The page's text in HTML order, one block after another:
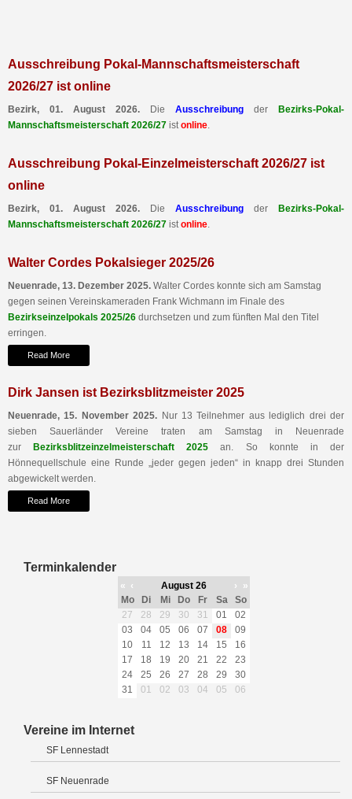
Ausschreibung Pokal-Mannschaftsmeisterschaft
2026/27 ist online
Bezirk, 01. August 2026. Die Ausschreibung der
Bezirks-Pokal-
Mannschaftsmeisterschaft 2026/27 istonline.
Ausschreibung Pokal-Einzelmeisterschaft 2026/27 ist
online
Bezirk, 01. August 2026. Die Ausschreibung der
Bezirks-Pokal-
Mannschaftsmeisterschaft 2026/27 istonline.
Walter Cordes Pokalsieger 2025/26
Neuenrade, 13. Dezember 2025. Walter Cordes konnte sich am Samstag
gegen seinen Vereinskameraden Frank Wichmann im Finale des
Bezirkseinzelpokals 2025/26 durchsetzen und zum fünften Mal den Titel
erringen.
Read More
Dirk Jansen ist Bezirksblitzmeister 2025
Neuenrade, 15. November 2025. Nur 13 Teilnehmer aus lediglich drei der
sieben Sauerländer Vereine traten am Samstag in Neuenrade
zur
Bezirksblitzeinzelmeisterschaft 2025 an. So konnte in der
Hönnequellschule eine Runde „jeder gegen jeden“ in knapp drei Stunden
abgewickelt werden.
Read More
Terminkalender
« ‹ August 26 ›
»
Mo
Di Mi Do Fr Sa
So
27
28 29 30 31 01
02
03
04 05 06 07 08
09
10
11 12 13 14 15
16
17
18 19 20 21 22
23
24
25 26 27 28 29
30
31
01 02 03 04 05 06
Vereine im Internet
SF Lennestadt
SF Neuenrade